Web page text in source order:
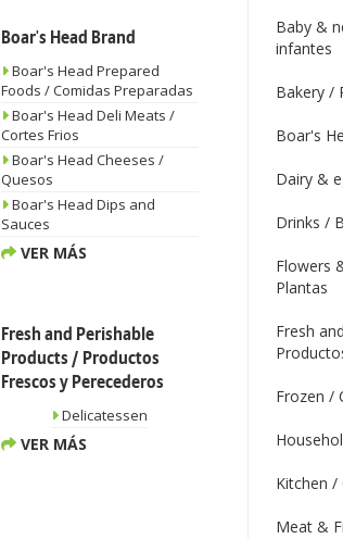
Boar's Head Brand
Boar's Head Prepared
Foods / Comidas Preparadas
Boar's Head Deli Meats /
Cortes Frios
Boar's Head Cheeses /
Quesos
Boar's Head Dips and
Sauces
VER MÁS
Fresh and Perishable
Products / Productos
Frescos y Perecederos
Delicatessen
VER MÁS
Baby &
infantes
Bakery /
Boar's
Dairy &
Drinks /
Flowers
Plantas
Fresh
Frozen /
Kitchen /
Meat &